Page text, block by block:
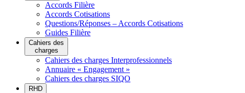
Accords Filière
Accords Cotisations
Questions/Réponses – Accords Cotisations
Guides Filière
Cahiers des
charges
Cahiers des charges Interprofessionnels
Annuaire « Engagement »
Cahiers des charges SIQO
RHD